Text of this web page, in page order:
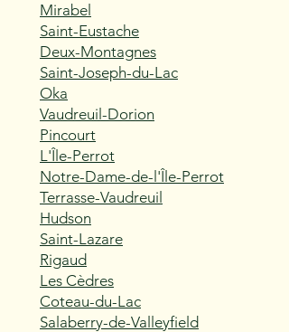
Mirabel
Saint-Eustache
Deux-Montagnes
Saint-Joseph-du-Lac
Oka
Vaudreuil-Dorion
Pincourt
L'Île-Perrot
Notre-Dame-de-l'Île-Perrot
Terrasse-Vaudreuil
Hudson
Saint-Lazare
Rigaud
Les Cèdres
Coteau-du-Lac
Salaberry-de-Valleyfield